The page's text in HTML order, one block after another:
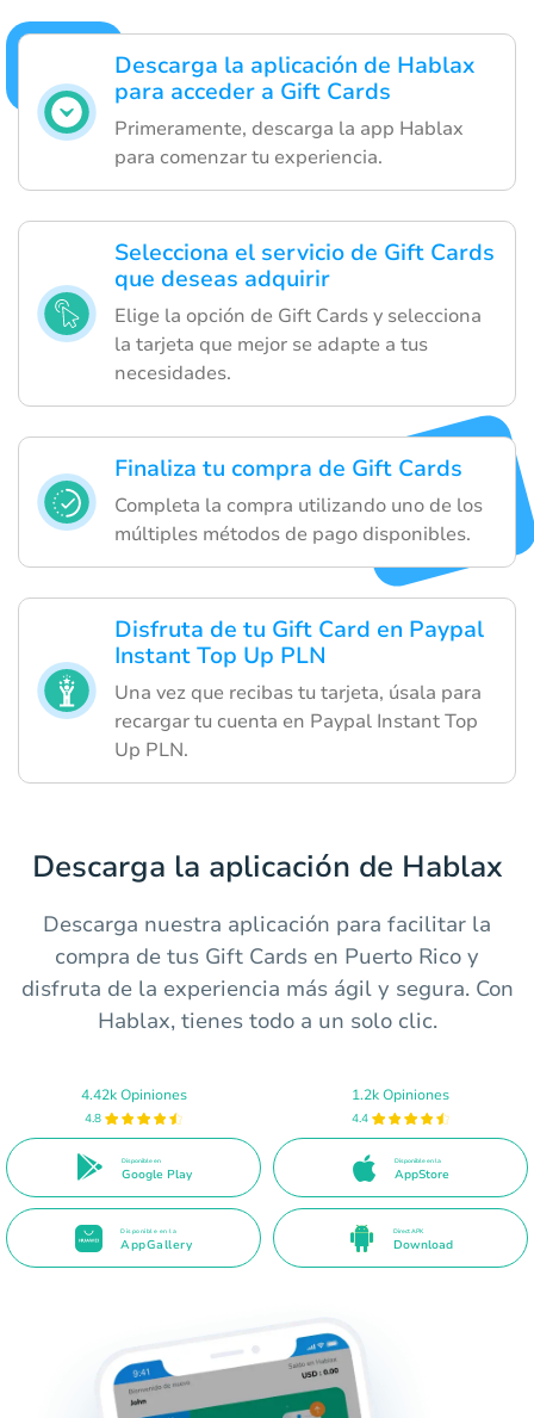
Descarga la aplicación de Hablax
para acceder a Gift Cards
Primeramente, descarga la app Hablax
para comenzar tu experiencia.
Selecciona el servicio de Gift Cards
que deseas adquirir
Elige la opción de Gift Cards y selecciona
la tarjeta que mejor se adapte a tus
necesidades.
Finaliza tu compra de Gift Cards
Completa la compra utilizando uno de los
múltiples métodos de pago disponibles.
Disfruta de tu Gift Card en Paypal
Instant Top Up PLN
Una vez que recibas tu tarjeta, úsala para
recargar tu cuenta en Paypal Instant Top
Up PLN.
Descarga la aplicación de Hablax
Descarga nuestra aplicación para facilitar la
compra de tus Gift Cards en Puerto Rico y
disfruta de la experiencia más ágil y segura. Con
Hablax, tienes todo a un solo clic.
4.42k Opiniones
4.8
Disponible en
Google Play
1.2k Opiniones
4.4
Disponible en la
AppStore
Disponible en la
AppGallery
Direct APK
Download